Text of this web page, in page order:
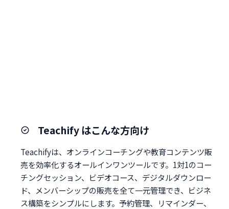
Teachify はこんな方向け
Teachifyは、オンラインコーチングや教育コンテンツ販
売を効率化するオールインワンツールです。1対1のコー
チングセッション、ビデオコース、デジタルダウンロー
ド、メンバーシップの販売を全て一元管理でき、ビジネ
ス構築をシンプルにします。予約管理、リマインダー、